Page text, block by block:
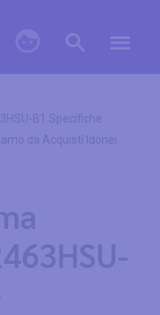
B1 Specifiche
da Acquisti Idonei.